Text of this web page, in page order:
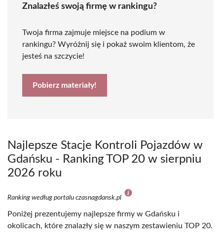
Znalazłeś swoją firmę w rankingu?
Twoja firma zajmuje miejsce na podium w
rankingu? Wyróżnij się i pokaż swoim klientom, że
jesteś na szczycie!
Pobierz materiały!
Najlepsze Stacje Kontroli Pojazdów w
Gdańsku - Ranking TOP 20 w sierpniu
2026 roku
Ranking według portalu czasnagdansk.pl
Poniżej prezentujemy najlepsze firmy w Gdańsku i
okolicach, które znalazły się w naszym zestawieniu TOP 20.